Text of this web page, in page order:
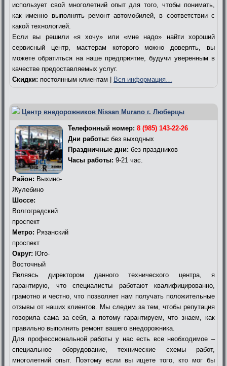
использует свой многолетний опыт для того, чтобы понимать,
как именно выполнять ремонт автомобилей, в соответствии с
какой технологией.
Если вы решили «я хочу» или «мне надо» найти хороший
сервисный центр, мастерам которого можно доверять, вы
можете обратиться на наше предприятие, будучи уверенным в
качестве предоставляемых услуг.
Скидки: постоянным клиентам | Вся информация…
Центр внедорожников Nissan Murano г. Люберцы
Телефонный номер: 8 (985) 143-22-26
Дни работы: без выходных
Праздничные дни: без праздников
Часы работы: 9-21 час.
Район: Выхино-
Жулебино
Шоссе:
Волгоградский
проспект
Метро: Рязанский
проспект
Округ: Юго-
Восточный
Являясь директором данного технического центра, я
гарантирую, что специалисты работают квалифицированно,
грамотно и честно, что позволяет нам получать положительные
отзывы от наших клиентов. Мы следим за тем, чтобы репутация
говорила сама за себя, а потому гарантируем, что знаем, как
правильно выполнить ремонт вашего внедорожника.
Для профессиональной работы у нас есть все необходимое –
специальное оборудование, технические схемы работ,
многолетний опыт. Поэтому если вы ищете того, кто мог бы